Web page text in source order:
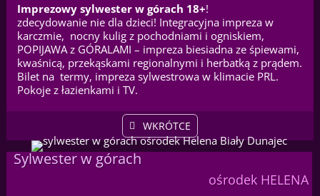
Imprezowy sylwester w górach 18+!
zdecydowanie nie dla dzieci! Integracyjna impreza w
karczmie, nocny kulig z pochodniami i ogniskiem,
POPIJAWA z GÓRALAMI – impreza biesiadna ze śpiewami,
kwaśnicą, przekąskami regionalnymi i herbatką z prądem.
Bilet na termy, impreza sylwestrowa w klimacie PRL.
Pokoje z łazienkami i TV.
WKRÓTCE
Sylwester w górach
ośrodek HELENA